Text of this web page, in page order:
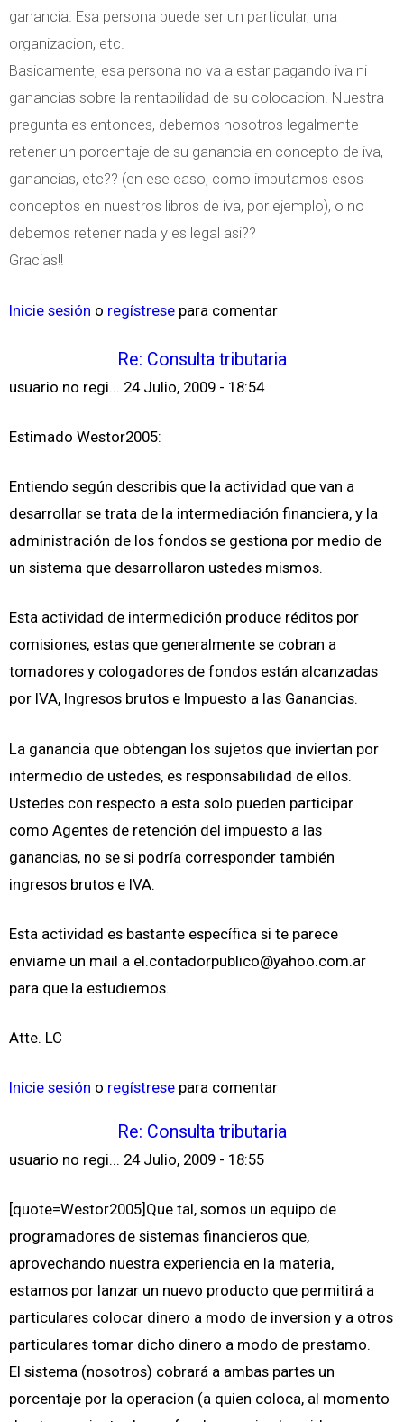
ganancia. Esa persona puede ser un particular, una
organizacion, etc.
Basicamente, esa persona no va a estar pagando iva ni
ganancias sobre la rentabilidad de su colocacion. Nuestra
pregunta es entonces, debemos nosotros legalmente
retener un porcentaje de su ganancia en concepto de iva,
ganancias, etc?? (en ese caso, como imputamos esos
conceptos en nuestros libros de iva, por ejemplo), o no
debemos retener nada y es legal asi??
Gracias!!
Inicie sesión o regístrese para comentar
Re: Consulta tributaria
usuario no regi... 24 Julio, 2009 - 18:54
Estimado Westor2005:
Entiendo según describis que la actividad que van a
desarrollar se trata de la intermediación financiera, y la
administración de los fondos se gestiona por medio de
un sistema que desarrollaron ustedes mismos.
Esta actividad de intermedición produce réditos por
comisiones, estas que generalmente se cobran a
tomadores y cologadores de fondos están alcanzadas
por IVA, Ingresos brutos e Impuesto a las Ganancias.
La ganancia que obtengan los sujetos que inviertan por
intermedio de ustedes, es responsabilidad de ellos.
Ustedes con respecto a esta solo pueden participar
como Agentes de retención del impuesto a las
ganancias, no se si podría corresponder también
ingresos brutos e IVA.
Esta actividad es bastante específica si te parece
enviame un mail a el.contadorpublico@yahoo.com.ar
para que la estudiemos.
Atte. LC
Inicie sesión o regístrese para comentar
Re: Consulta tributaria
usuario no regi... 24 Julio, 2009 - 18:55
[quote=Westor2005]Que tal, somos un equipo de
programadores de sistemas financieros que,
aprovechando nuestra experiencia en la materia,
estamos por lanzar un nuevo producto que permitirá a
particulares colocar dinero a modo de inversion y a otros
particulares tomar dicho dinero a modo de prestamo.
El sistema (nosotros) cobrará a ambas partes un
porcentaje por la operacion (a quien coloca, al momento